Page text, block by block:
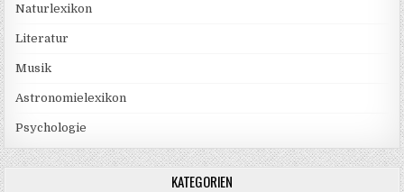
Naturlexikon
Literatur
Musik
Astronomielexikon
Psychologie
KATEGORIEN